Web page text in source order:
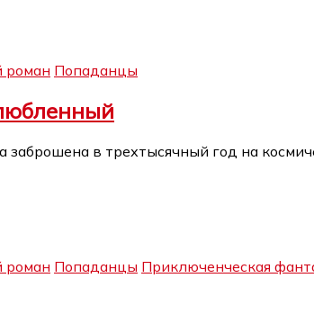
роман Попаданцы
в трехтысячный год на
роман Попаданцы Приключенческая